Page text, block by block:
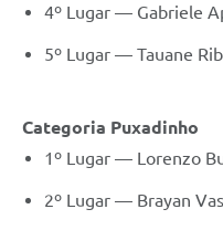
4º Lugar — Gabriele
5º Lugar — Tauane
Categoria Puxadinho
1º Lugar — Lorenzo
2º Lugar — Brayan